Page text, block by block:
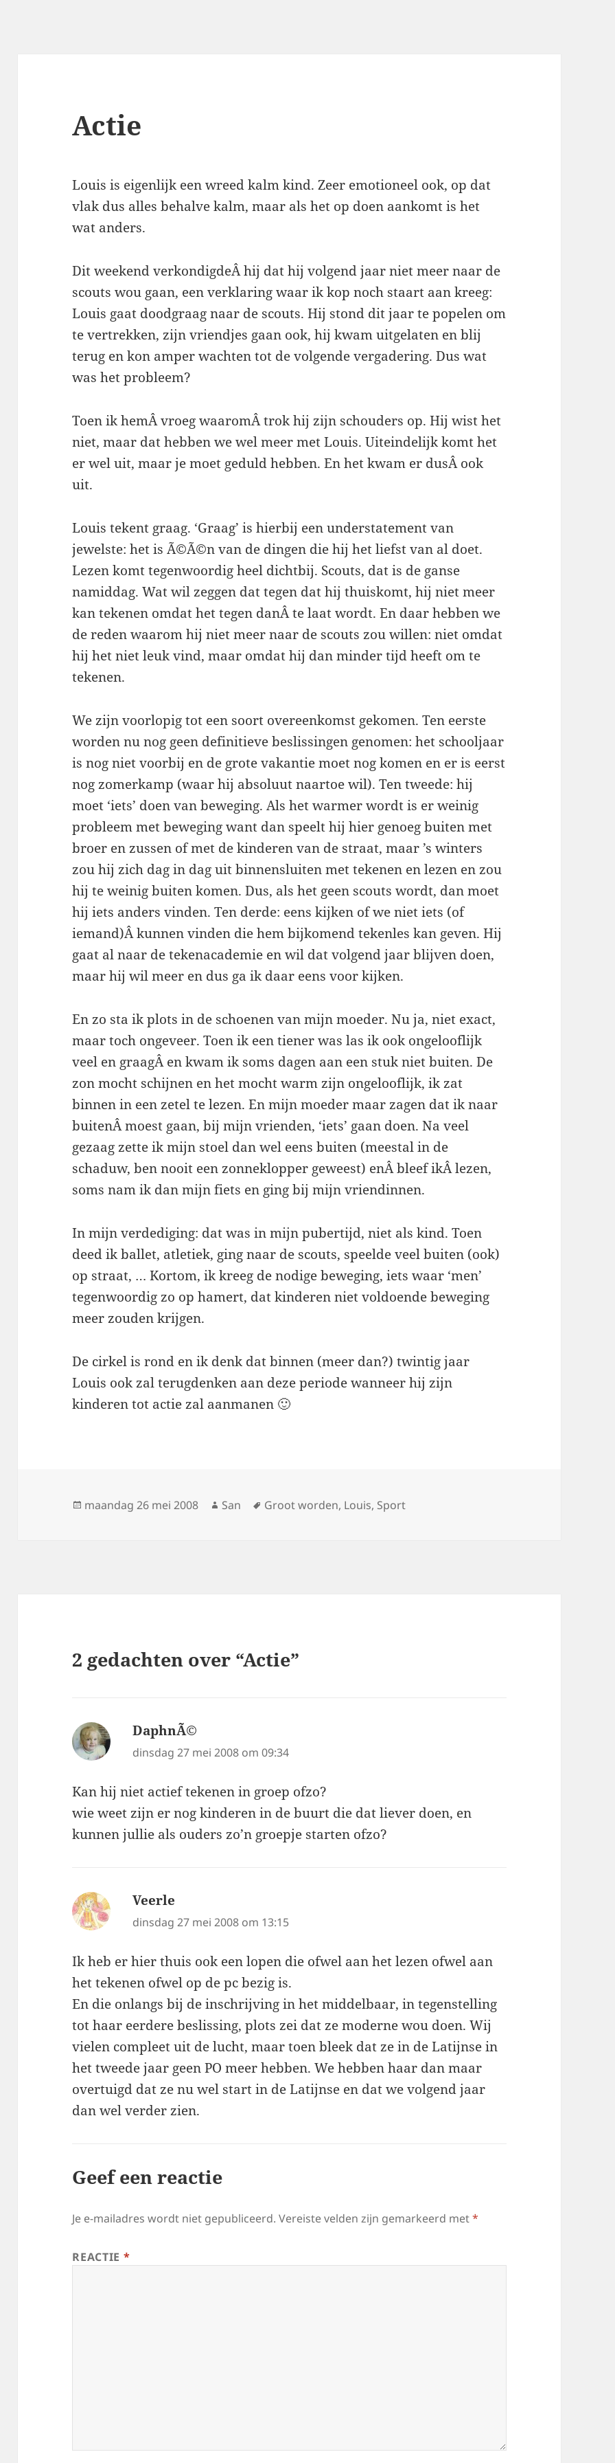
Actie
Louis is eigenlijk een wreed kalm kind. Zeer emotioneel ook, op dat
vlak dus alles behalve kalm, maar als het op doen aankomt is het
wat anders.
Dit weekend verkondigdeÂ hij dat hij volgend jaar niet meer naar de
scouts wou gaan, een verklaring waar ik kop noch staart aan kreeg:
Louis gaat doodgraag naar de scouts. Hij stond dit jaar te popelen om
te vertrekken, zijn vriendjes gaan ook, hij kwam uitgelaten en blij
terug en kon amper wachten tot de volgende vergadering. Dus wat
was het probleem?
Toen ik hemÂ vroeg waaromÂ trok hij zijn schouders op. Hij wist het
niet, maar dat hebben we wel meer met Louis. Uiteindelijk komt het
er wel uit, maar je moet geduld hebben. En het kwam er dusÂ ook
uit.
Louis tekent graag. ‘Graag’ is hierbij een understatement van
jewelste: het is Ã©Ã©n van de dingen die hij het liefst van al doet.
Lezen komt tegenwoordig heel dichtbij. Scouts, dat is de ganse
namiddag. Wat wil zeggen dat tegen dat hij thuiskomt, hij niet meer
kan tekenen omdat het tegen danÂ te laat wordt. En daar hebben we
de reden waarom hij niet meer naar de scouts zou willen: niet omdat
hij het niet leuk vind, maar omdat hij dan minder tijd heeft om te
tekenen.
We zijn voorlopig tot een soort overeenkomst gekomen. Ten eerste
worden nu nog geen definitieve beslissingen genomen: het schooljaar
is nog niet voorbij en de grote vakantie moet nog komen en er is eerst
nog zomerkamp (waar hij absoluut naartoe wil). Ten tweede: hij
moet ‘iets’ doen van beweging. Als het warmer wordt is er weinig
probleem met beweging want dan speelt hij hier genoeg buiten met
broer en zussen of met de kinderen van de straat, maar ’s winters
zou hij zich dag in dag uit binnensluiten met tekenen en lezen en zou
hij te weinig buiten komen. Dus, als het geen scouts wordt, dan moet
hij iets anders vinden. Ten derde: eens kijken of we niet iets (of
iemand)Â kunnen vinden die hem bijkomend tekenles kan geven. Hij
gaat al naar de tekenacademie en wil dat volgend jaar blijven doen,
maar hij wil meer en dus ga ik daar eens voor kijken.
En zo sta ik plots in de schoenen van mijn moeder. Nu ja, niet exact,
maar toch ongeveer. Toen ik een tiener was las ik ook ongelooflijk
veel en graagÂ en kwam ik soms dagen aan een stuk niet buiten. De
zon mocht schijnen en het mocht warm zijn ongelooflijk, ik zat
binnen in een zetel te lezen. En mijn moeder maar zagen dat ik naar
buitenÂ moest gaan, bij mijn vrienden, ‘iets’ gaan doen. Na veel
gezaag zette ik mijn stoel dan wel eens buiten (meestal in de
schaduw, ben nooit een zonneklopper geweest) enÂ bleef ikÂ lezen,
soms nam ik dan mijn fiets en ging bij mijn vriendinnen.
In mijn verdediging: dat was in mijn pubertijd, niet als kind. Toen
deed ik ballet, atletiek, ging naar de scouts, speelde veel buiten (ook)
op straat, … Kortom, ik kreeg de nodige beweging, iets waar ‘men’
tegenwoordig zo op hamert, dat kinderen niet voldoende beweging
meer zouden krijgen.
De cirkel is rond en ik denk dat binnen (meer dan?) twintig jaar
Louis ook zal terugdenken aan deze periode wanneer hij zijn
kinderen tot actie zal aanmanen 🙂
Geplaatst
maandag 26 mei 2008 Auteur
San Tags
Groot worden, Louis, Sport
2 gedachten over “Actie”
DaphnÃ©
dinsdag 27 mei 2008 om 09:34
Kan hij niet actief tekenen in groep ofzo?
wie weet zijn er nog kinderen in de buurt die dat liever doen, en
kunnen jullie als ouders zo’n groepje starten ofzo?
Veerle
dinsdag 27 mei 2008 om 13:15
Ik heb er hier thuis ook een lopen die ofwel aan het lezen ofwel aan
het tekenen ofwel op de pc bezig is.
En die onlangs bij de inschrijving in het middelbaar, in tegenstelling
tot haar eerdere beslissing, plots zei dat ze moderne wou doen. Wij
vielen compleet uit de lucht, maar toen bleek dat ze in de Latijnse in
het tweede jaar geen PO meer hebben. We hebben haar dan maar
overtuigd dat ze nu wel start in de Latijnse en dat we volgend jaar
dan wel verder zien.
Geef een reactie
Je e-mailadres wordt niet gepubliceerd. Vereiste velden zijn gemarkeerd met*
REACTIE *